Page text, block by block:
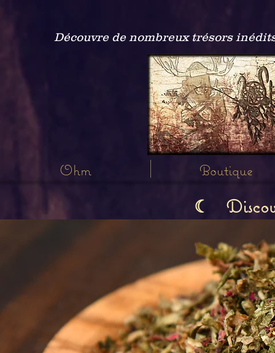
Découvre de nombreux trésors
Ohm Boutique
☾